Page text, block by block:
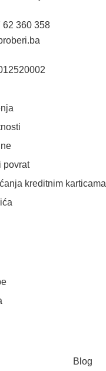
62 360 358
povrat
kreditnim karticama
Blog